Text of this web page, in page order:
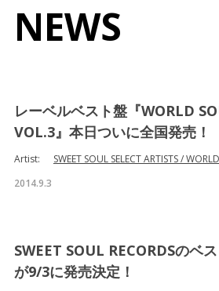
NEWS
レーベルベスト盤『WORLD
VOL.3』本日ついに全国発売！
Artist:
SWEET SOUL SELECT ARTISTS /
2014.9.3
SWEET SOUL RECORDSのベ
が9/3に発売決定！